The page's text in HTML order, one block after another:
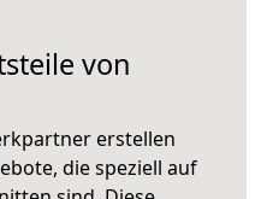
von
erstellen
die speziell auf